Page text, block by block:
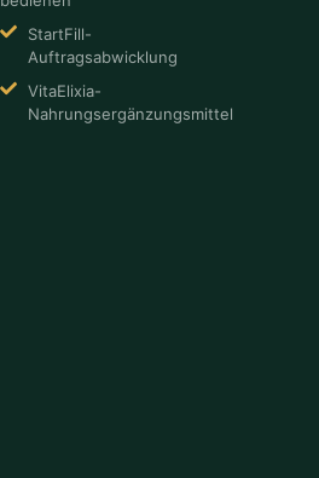
StartFill-
Auftragsabwicklung
VitaElixia-
Nahrungsergänzungsmittel